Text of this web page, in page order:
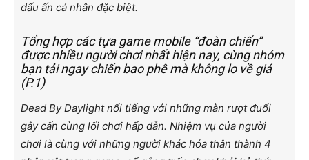
dấu ấn cá nhân đặc biệt.
Tổng hợp các tựa game mobile “đoàn chiến”
được nhiều người chơi nhất hiện nay, cùng nhóm
bạn tải ngay chiến bao phê mà không lo về giá
(P.1)
Dead By Daylight nổi tiếng với những màn rượt đuổi
gây cấn cùng lối chơi hấp dẫn. Nhiệm vụ của người
chơi là cùng với những người khác hóa thân thành 4